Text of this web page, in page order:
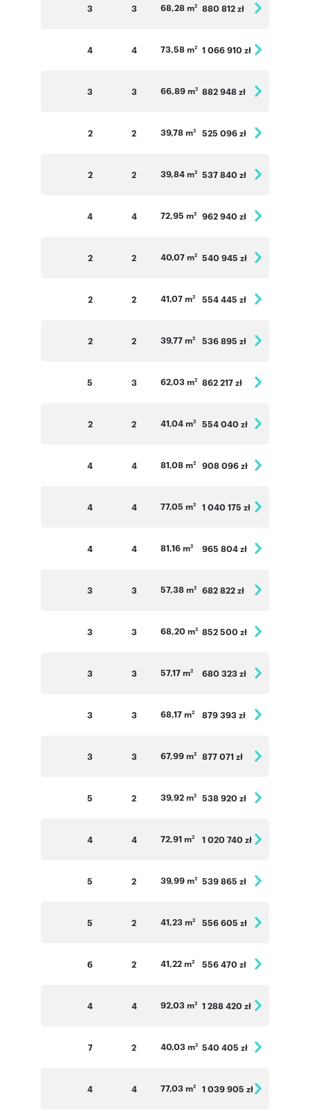
3 3 68,28 m2 880 812 zł
4 4 73,58 m2 1 066 910 zł
3 3 66,89 m2 882 948 zł
2 2 39,78 m2 525 096 zł
2 2 39,84 m2 537 840 zł
4 4 72,95 m2 962 940 zł
2 2 40,07 m2 540 945 zł
2 2 41,07 m2 554 445 zł
2 2 39,77 m2 536 895 zł
5 3 62,03 m2 862 217 zł
2 2 41,04 m2 554 040 zł
4 4 81,08 m2 908 096 zł
4 4 77,05 m2 1 040 175 zł
4 4 81,16 m2 965 804 zł
3 3 57,38 m2 682 822 zł
3 3 68,20 m2 852 500 zł
3 3 57,17 m2 680 323 zł
3 3 68,17 m2 879 393 zł
3 3 67,99 m2 877 071 zł
5 2 39,92 m2 538 920 zł
4 4 72,91 m2 1 020 740 zł
5 2 39,99 m2 539 865 zł
5 2 41,23 m2 556 605 zł
6 2 41,22 m2 556 470 zł
4 4 92,03 m2 1 288 420 zł
7 2 40,03 m2 540 405 zł
4 4 77,03 m2 1 039 905 zł